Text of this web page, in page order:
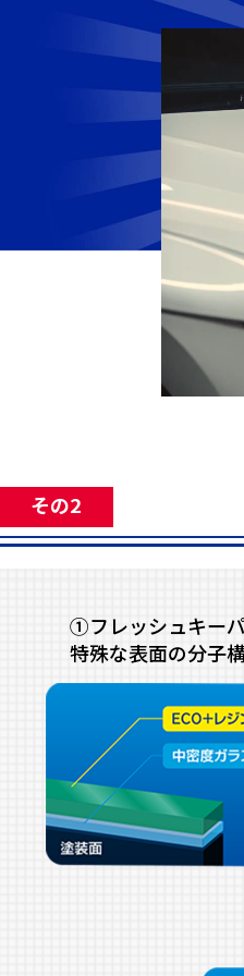
その2
①フレッシュキー
特殊な表面の分子